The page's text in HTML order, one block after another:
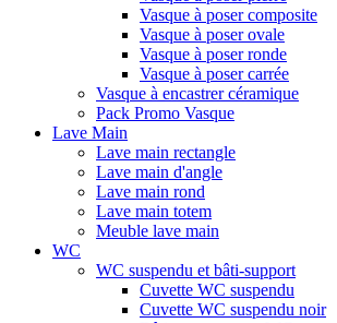
Vasque à poser composite
Vasque à poser ovale
Vasque à poser ronde
Vasque à poser carrée
Vasque à encastrer céramique
Pack Promo Vasque
Lave Main
Lave main rectangle
Lave main d'angle
Lave main rond
Lave main totem
Meuble lave main
WC
WC suspendu et bâti-support
Cuvette WC suspendu
Cuvette WC suspendu noir